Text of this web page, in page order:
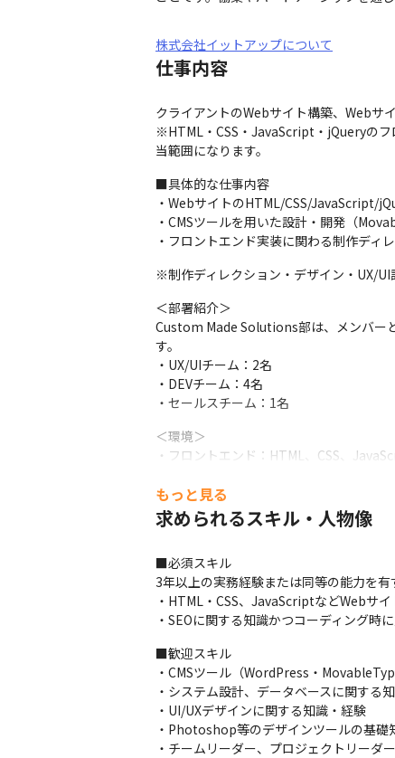
株式会社イットアップについて
仕事内容
クライアントのWebサイト構築、Webサ
※HTML・CSS・JavaScript・jQueryの
当範囲になります。
■具体的な仕事内容
・WebサイトのHTML/CSS/JavaScript/
・CMSツールを用いた設計・開発（
・フロントエンド実装に関わる制作ディ
※制作ディレクション・デザイン・UX/
＜部署紹介＞
Custom Made Solutions部は、メンバー
す。
・UX/UIチーム：2名
・DEVチーム：4名
・セールスチーム：1名
＜環境＞
・フロントエンド：HTML、CSS、
・DB：MySQL
・AdobeCC（Photoshop、Illustrator、
・Microsoft Office（Word、Excel、
・タスク管理ツール：Wrike
もっと見る
求められるスキル・人物像
■必須スキル
3年以上の実務経験または同等の能力を有
・HTML・CSS、JavaScriptなどWebサ
・SEOに関する知識かつコーディング時
■歓迎スキル
・CMSツール（WordPress・
・システム設計、データベースに関する
・UI/UXデザインに関する知識・経験
・Photoshop等のデザインツールの基礎
・チームリーダー、プロジェクトリーダ